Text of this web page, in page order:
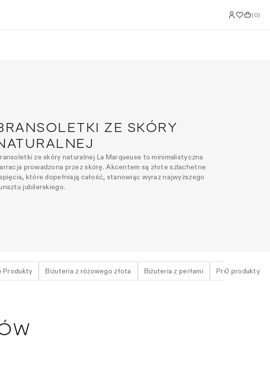
(0)
ZE SKÓRY
ze skóry naturalnej La Marqueuse to minimalistyczna
prowadzona przez skórę. Akcentem są złote szlachetne
które dopełniają całość, stanowiąc wyraz najwyższego
jubilerskiego.
Produkty Biżuteria z różowego złota Biżuteria z perłami Prezent dla niej
0 produkty